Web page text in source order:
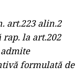
art.223 alin.2
la art.202
formulată de